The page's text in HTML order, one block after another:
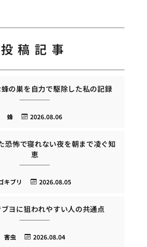
投稿記事
の巣を自力で駆除した私の記録
2026.08.06
蜂
恐怖で寝れない夜を朝まで凌ぐ知
恵
2026.08.05
キブリ
ヨに狙われやすい人の共通点
2026.08.04
害虫